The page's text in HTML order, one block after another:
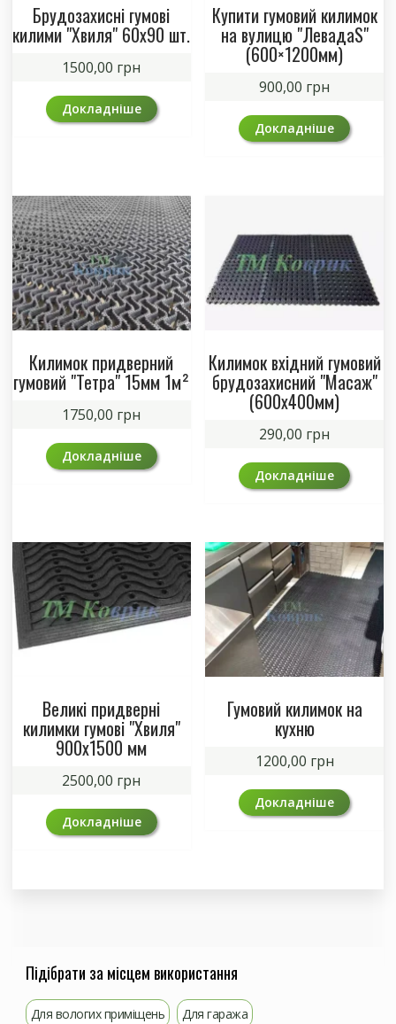
Брудозахисні гумові
килими "Хвиля" 60х90 шт.
1500,00 грн
Докладніше
Купити гумовий килимок
на вулицю "ЛевадаS"
(600×1200мм)
900,00 грн
Докладніше
Килимок придверний
гумовий "Тетра" 15мм 1м²
1750,00 грн
Докладніше
Килимок вхідний гумовий
брудозахисний "Масаж"
(600х400мм)
290,00 грн
Докладніше
Великі придверні
килимки гумові "Хвиля"
900х1500 мм
2500,00 грн
Докладніше
Гумовий килимок на
кухню
1200,00 грн
Докладніше
Підібрати за місцем використання
Для вологих приміщень Для гаража